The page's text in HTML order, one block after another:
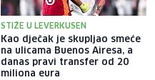
STIŽE U LEVERKUSEN
Kao dječak je skupljao smeće
na ulicama Buenos Airesa, a
danas pravi transfer od 20
miliona eura